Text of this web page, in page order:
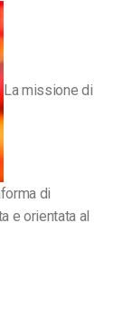
La missione di
di
e orientata al